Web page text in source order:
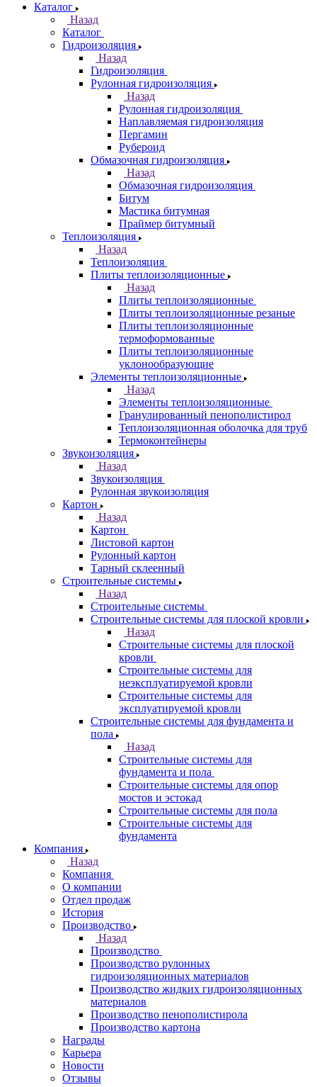
Каталог
Назад
Каталог
Гидроизоляция
Назад
Гидроизоляция
Рулонная гидроизоляция
Назад
Рулонная гидроизоляция
Наплавляемая гидроизоляция
Пергамин
Рубероид
Обмазочная гидроизоляция
Назад
Обмазочная гидроизоляция
Битум
Мастика битумная
Праймер битумный
Теплоизоляция
Назад
Теплоизоляция
Плиты теплоизоляционные
Назад
Плиты теплоизоляционные
Плиты теплоизоляционные резаные
Плиты теплоизоляционные
термоформованные
Плиты теплоизоляционные
уклонообразующие
Элементы теплоизоляционные
Назад
Элементы теплоизоляционные
Гранулированный пенополистирол
Теплоизоляционная оболочка для труб
Термоконтейнеры
Звукоизоляция
Назад
Звукоизоляция
Рулонная звукоизоляция
Картон
Назад
Картон
Листовой картон
Рулонный картон
Тарный склеенный
Строительные системы
Назад
Строительные системы
Строительные системы для плоской кровли
Назад
Строительные системы для плоской
кровли
Строительные системы для
неэксплуатируемой кровли
Строительные системы для
эксплуатируемой кровли
Строительные системы для фундамента и
пола
Назад
Строительные системы для
фундамента и пола
Строительные системы для опор
мостов и эстокад
Строительные системы для пола
Строительные системы для
фундамента
Компания
Назад
Компания
О компании
Отдел продаж
История
Производство
Назад
Производство
Производство рулонных
гидроизоляционных материалов
Производство жидких гидроизоляционных
материалов
Производство пенополистирола
Производство картона
Награды
Карьера
Новости
Отзывы